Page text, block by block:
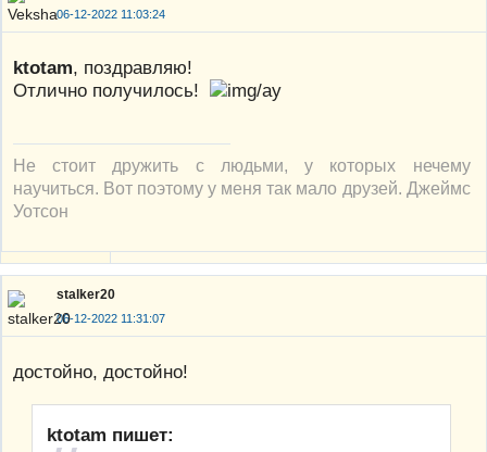
06-12-2022 11:03:24
ktotam, поздравляю!
Отлично получилось!
Не стоит дружить с людьми, у которых нечему
научиться. Вот поэтому у меня так мало друзей. Джеймс
Уотсон
stalker20
06-12-2022 11:31:07
достойно, достойно!
ktotam пишет: